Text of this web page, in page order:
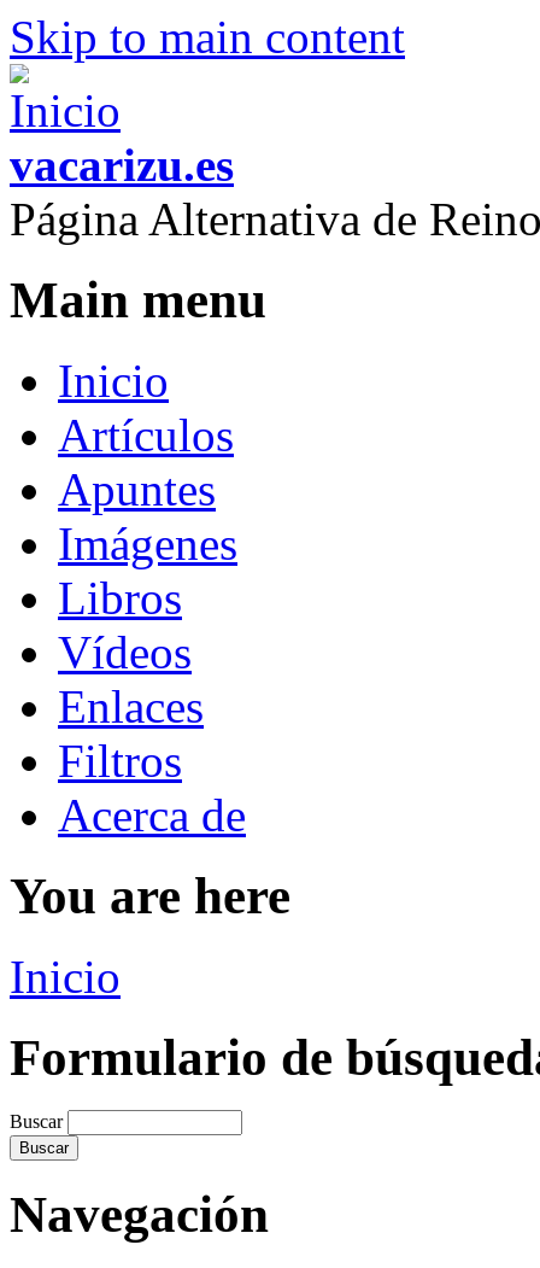
Skip to main content
vacarizu.es
Página Alternativa de
Main menu
Inicio
Artículos
Apuntes
Imágenes
Libros
Vídeos
Enlaces
Filtros
Acerca de
You are here
Inicio
Formulario de
Buscar
Navegación